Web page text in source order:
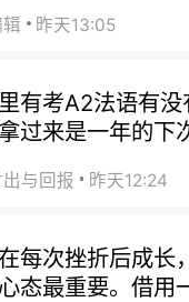
昨天13:05
有考A2法语有
过来是一年的下
与回报 昨天12:24
每次挫折后成长
态最重要。借用